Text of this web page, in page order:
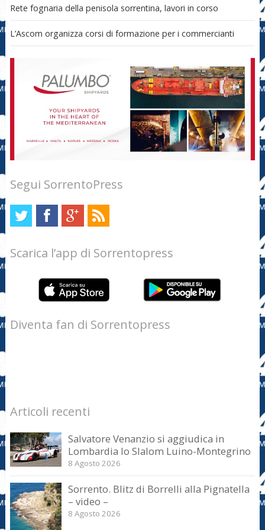
Rete fognaria della penisola sorrentina, lavori in corso
L’Ascom organizza corsi di formazione per i commercianti
Segui SorrentoPress
Scarica l’app di Sorrentopress
Diventa fan di Sorrentopress
Articoli recenti
Salvatore Venanzio si aggiudica in
Lombardia lo Slalom Luino-Montegrino
8 Agosto 2026
Sorrento. Blitz di Borrelli alla Pignatella
– video –
8 Agosto 2026